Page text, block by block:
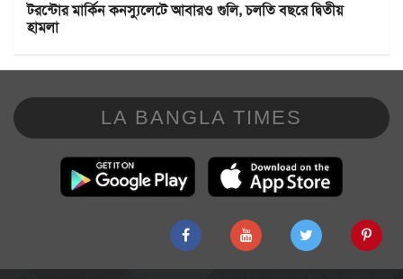
টরন্টোর মার্কিন কনস্যুলেটে আবারও গুলি, চলতি বছরে দ্বিতীয়
হামলা
LA BANGLA TIMES